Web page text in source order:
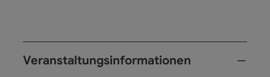
Veranstaltungsinformationen